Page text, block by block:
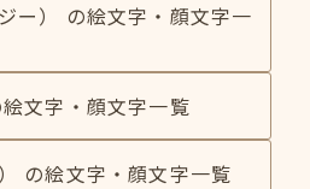
ー） の絵文字・顔文字一
文字・顔文字一覧
の絵文字・顔文字一覧